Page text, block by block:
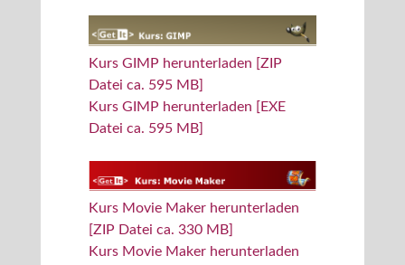
Kurs GIMP herunterladen [ZIP
Datei ca. 595 MB]
Kurs GIMP herunterladen [EXE
Datei ca. 595 MB]
Kurs Movie Maker herunterladen
[ZIP Datei ca. 330 MB]
Kurs Movie Maker herunterladen